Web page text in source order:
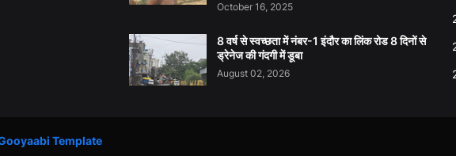
October 16, 2025
8 वर्ष से स्वच्छता में नंबर-1 इंदौर का लिंक रोड 8 दिनों से
ड्रेनेज की गंदगी में डूबा
August 02, 2026
Template